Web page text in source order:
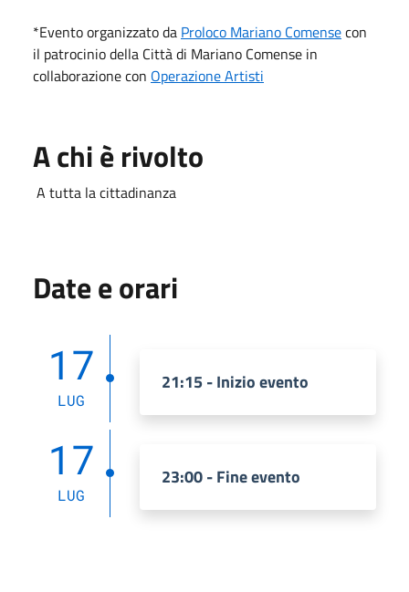
*Evento organizzato da Proloco Mariano Comensecon
il patrocinio della Città di Mariano Comense in
collaborazione con Operazione Artisti
A chi è rivolto
A tutta la cittadinanza
Date e orari
17
LUG
21:15 - Inizio evento
17
LUG
23:00 - Fine evento